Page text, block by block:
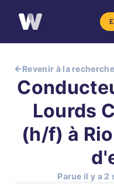
Revenir à la recherche
Lourds
(h/f) à
Parue il y a 2